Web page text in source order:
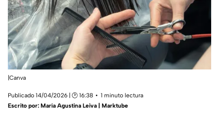
|Canva
Publicado 14/04/2026 | 🕑 16:38
1 minuto lectura
Escrito por: María Agustina Leiva | Marktube